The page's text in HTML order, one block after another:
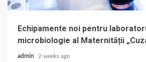
Echipamente noi pentru
microbiologie al Maternității
admin 2 weeks ago